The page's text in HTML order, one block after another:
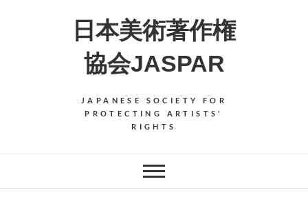
日本美術著作権
協会JASPAR
JAPANESE SOCIETY FOR
PROTECTING ARTISTS'
RIGHTS